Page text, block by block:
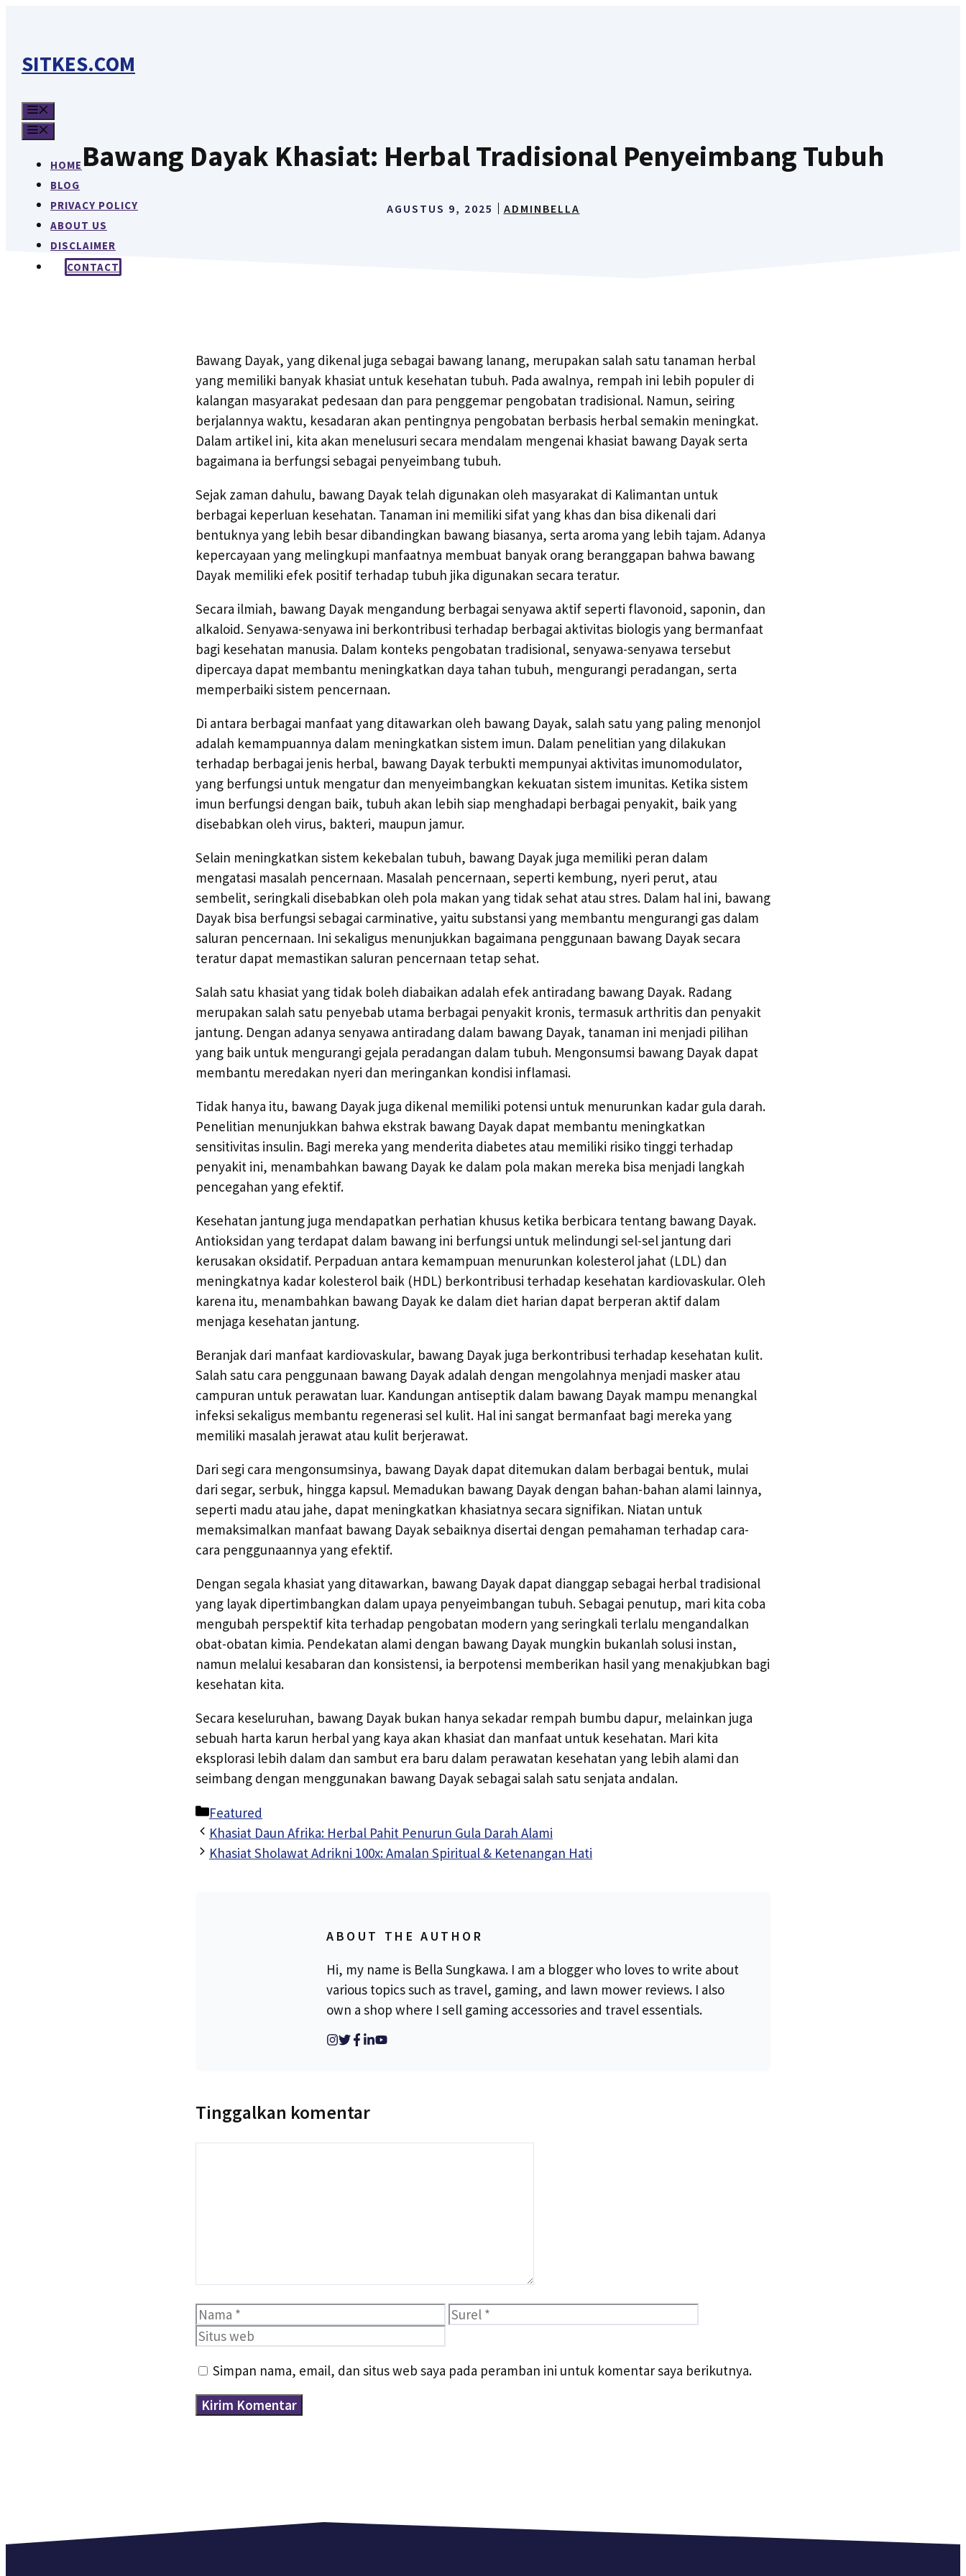
SITKES.COM
HOME
BLOG
PRIVACY POLICY
ABOUT US
DISCLAIMER
CONTACT
Bawang Dayak Khasiat: Herbal Tradisional Penyeimbang Tubuh
AGUSTUS 9, 2025 ADMINBELLA
Bawang Dayak, yang dikenal juga sebagai bawang lanang, merupakan salah satu tanaman herbal
yang memiliki banyak khasiat untuk kesehatan tubuh. Pada awalnya, rempah ini lebih populer di
kalangan masyarakat pedesaan dan para penggemar pengobatan tradisional. Namun, seiring
berjalannya waktu, kesadaran akan pentingnya pengobatan berbasis herbal semakin meningkat.
Dalam artikel ini, kita akan menelusuri secara mendalam mengenai khasiat bawang Dayak serta
bagaimana ia berfungsi sebagai penyeimbang tubuh.
Sejak zaman dahulu, bawang Dayak telah digunakan oleh masyarakat di Kalimantan untuk
berbagai keperluan kesehatan. Tanaman ini memiliki sifat yang khas dan bisa dikenali dari
bentuknya yang lebih besar dibandingkan bawang biasanya, serta aroma yang lebih tajam. Adanya
kepercayaan yang melingkupi manfaatnya membuat banyak orang beranggapan bahwa bawang
Dayak memiliki efek positif terhadap tubuh jika digunakan secara teratur.
Secara ilmiah, bawang Dayak mengandung berbagai senyawa aktif seperti flavonoid, saponin, dan
alkaloid. Senyawa-senyawa ini berkontribusi terhadap berbagai aktivitas biologis yang bermanfaat
bagi kesehatan manusia. Dalam konteks pengobatan tradisional, senyawa-senyawa tersebut
dipercaya dapat membantu meningkatkan daya tahan tubuh, mengurangi peradangan, serta
memperbaiki sistem pencernaan.
Di antara berbagai manfaat yang ditawarkan oleh bawang Dayak, salah satu yang paling menonjol
adalah kemampuannya dalam meningkatkan sistem imun. Dalam penelitian yang dilakukan
terhadap berbagai jenis herbal, bawang Dayak terbukti mempunyai aktivitas imunomodulator,
yang berfungsi untuk mengatur dan menyeimbangkan kekuatan sistem imunitas. Ketika sistem
imun berfungsi dengan baik, tubuh akan lebih siap menghadapi berbagai penyakit, baik yang
disebabkan oleh virus, bakteri, maupun jamur.
Selain meningkatkan sistem kekebalan tubuh, bawang Dayak juga memiliki peran dalam
mengatasi masalah pencernaan. Masalah pencernaan, seperti kembung, nyeri perut, atau
sembelit, seringkali disebabkan oleh pola makan yang tidak sehat atau stres. Dalam hal ini, bawang
Dayak bisa berfungsi sebagai carminative, yaitu substansi yang membantu mengurangi gas dalam
saluran pencernaan. Ini sekaligus menunjukkan bagaimana penggunaan bawang Dayak secara
teratur dapat memastikan saluran pencernaan tetap sehat.
Salah satu khasiat yang tidak boleh diabaikan adalah efek antiradang bawang Dayak. Radang
merupakan salah satu penyebab utama berbagai penyakit kronis, termasuk arthritis dan penyakit
jantung. Dengan adanya senyawa antiradang dalam bawang Dayak, tanaman ini menjadi pilihan
yang baik untuk mengurangi gejala peradangan dalam tubuh. Mengonsumsi bawang Dayak dapat
membantu meredakan nyeri dan meringankan kondisi inflamasi.
Tidak hanya itu, bawang Dayak juga dikenal memiliki potensi untuk menurunkan kadar gula darah.
Penelitian menunjukkan bahwa ekstrak bawang Dayak dapat membantu meningkatkan
sensitivitas insulin. Bagi mereka yang menderita diabetes atau memiliki risiko tinggi terhadap
penyakit ini, menambahkan bawang Dayak ke dalam pola makan mereka bisa menjadi langkah
pencegahan yang efektif.
Kesehatan jantung juga mendapatkan perhatian khusus ketika berbicara tentang bawang Dayak.
Antioksidan yang terdapat dalam bawang ini berfungsi untuk melindungi sel-sel jantung dari
kerusakan oksidatif. Perpaduan antara kemampuan menurunkan kolesterol jahat (LDL) dan
meningkatnya kadar kolesterol baik (HDL) berkontribusi terhadap kesehatan kardiovaskular. Oleh
karena itu, menambahkan bawang Dayak ke dalam diet harian dapat berperan aktif dalam
menjaga kesehatan jantung.
Beranjak dari manfaat kardiovaskular, bawang Dayak juga berkontribusi terhadap kesehatan kulit.
Salah satu cara penggunaan bawang Dayak adalah dengan mengolahnya menjadi masker atau
campuran untuk perawatan luar. Kandungan antiseptik dalam bawang Dayak mampu menangkal
infeksi sekaligus membantu regenerasi sel kulit. Hal ini sangat bermanfaat bagi mereka yang
memiliki masalah jerawat atau kulit berjerawat.
Dari segi cara mengonsumsinya, bawang Dayak dapat ditemukan dalam berbagai bentuk, mulai
dari segar, serbuk, hingga kapsul. Memadukan bawang Dayak dengan bahan-bahan alami lainnya,
seperti madu atau jahe, dapat meningkatkan khasiatnya secara signifikan. Niatan untuk
memaksimalkan manfaat bawang Dayak sebaiknya disertai dengan pemahaman terhadap cara-
cara penggunaannya yang efektif.
Dengan segala khasiat yang ditawarkan, bawang Dayak dapat dianggap sebagai herbal tradisional
yang layak dipertimbangkan dalam upaya penyeimbangan tubuh. Sebagai penutup, mari kita coba
mengubah perspektif kita terhadap pengobatan modern yang seringkali terlalu mengandalkan
obat-obatan kimia. Pendekatan alami dengan bawang Dayak mungkin bukanlah solusi instan,
namun melalui kesabaran dan konsistensi, ia berpotensi memberikan hasil yang menakjubkan bagi
kesehatan kita.
Secara keseluruhan, bawang Dayak bukan hanya sekadar rempah bumbu dapur, melainkan juga
sebuah harta karun herbal yang kaya akan khasiat dan manfaat untuk kesehatan. Mari kita
eksplorasi lebih dalam dan sambut era baru dalam perawatan kesehatan yang lebih alami dan
seimbang dengan menggunakan bawang Dayak sebagai salah satu senjata andalan.
Kategori
Featured
Khasiat Daun Afrika: Herbal Pahit Penurun Gula Darah Alami
Khasiat Sholawat Adrikni 100x: Amalan Spiritual & Ketenangan Hati
ABOUT THE AUTHOR
Hi, my name is Bella Sungkawa. I am a blogger who loves to write about
various topics such as travel, gaming, and lawn mower reviews. I also
own a shop where I sell gaming accessories and travel essentials.
Tinggalkan komentar
Nama Surel
Simpan nama, email, dan situs web saya pada peramban ini untuk komentar saya berikutnya.